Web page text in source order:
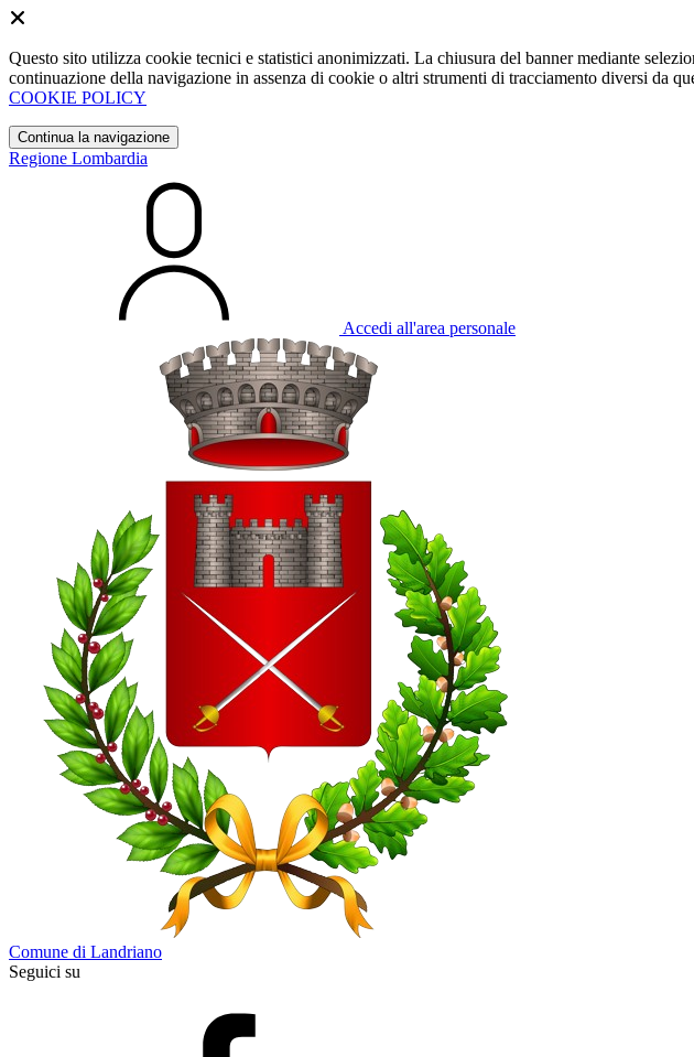
Questo sito utilizza cookie tecnici e statistici anonimizzati. La chiusura del banner mediante
continuazione della navigazione in assenza di cookie o altri strumenti di tracciamento diversi da
COOKIE POLICY
Continua la navigazione
Regione Lombardia
Accedi all'area personale
Comune di Landriano
Seguici su